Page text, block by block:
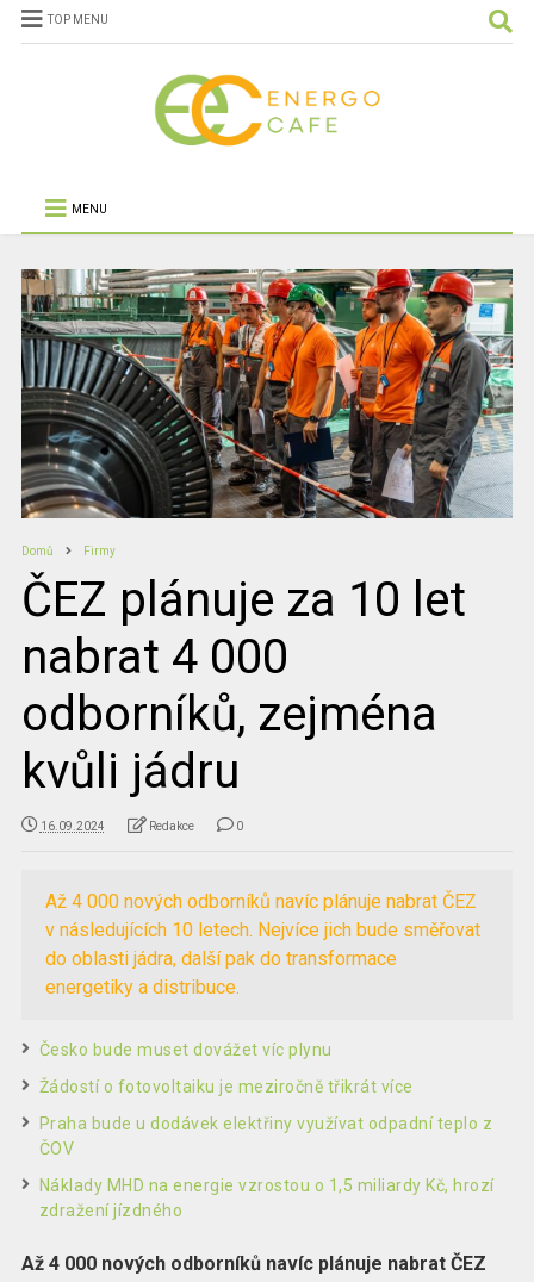
TOP MENU
MENU
Domů Firmy
ČEZ plánuje za 10 let
nabrat 4 000
odborníků, zejména
kvůli jádru
16.09.2024 Redakce 0
Až 4 000 nových odborníků navíc plánuje nabrat ČEZ
v následujících 10 letech. Nejvíce jich bude směřovat
do oblasti jádra, další pak do transformace
energetiky a distribuce.
Česko bude muset dovážet víc plynu
Žádostí o fotovoltaiku je meziročně třikrát více
Praha bude u dodávek elektřiny využívat odpadní teplo z
ČOV
Náklady MHD na energie vzrostou o 1,5 miliardy Kč, hrozí
zdražení jízdného
Až 4 000 nových odborníků navíc plánuje nabrat ČEZ